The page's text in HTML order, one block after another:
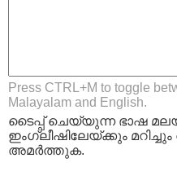
Press CTRL+M to toggle
Malayalam and English.
ടൈപ്പ്‌ ചെയ്യുന്ന ഭാഷ
ഇംഗ്ലീഷിലേയ്ക്കും
അമര്‍ത്തുക.